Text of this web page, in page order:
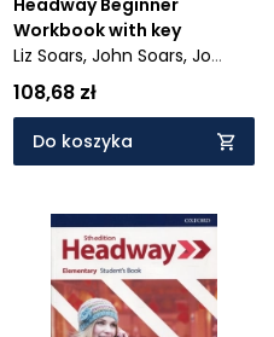
Headway Beginner
Workbook with key
Liz Soars, John Soars, Jo
McCaul
108,68 zł
Do koszyka